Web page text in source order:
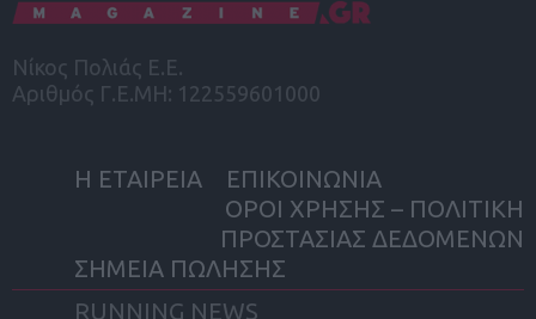
Νίκος Πολιάς Ε.Ε.
Αριθμός Γ.Ε.ΜΗ: 122559601000
Η ΕΤΑΙΡΕΙΑ
ΕΠΙΚΟΙΝΩΝΙΑ
ΟΡΟΙ ΧΡΗΣΗΣ – ΠΟΛΙΤΙΚΗ
ΠΡΟΣΤΑΣΙΑΣ ΔΕΔΟΜΕΝΩΝ
ΣΗΜΕΙΑ ΠΩΛΗΣΗΣ
RUNNING NEWS